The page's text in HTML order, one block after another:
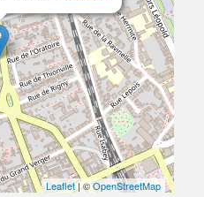
Leaflet| ©OpenStreetMap